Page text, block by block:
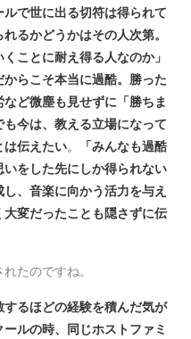
で世に出る切符は得られて
るかどうかはその人次第。
ことに耐え得る人なのか」
らこそ本当に過酷。勝った
ど微塵も見せずに「勝ちま
今は、教える立場になって
は伝えたい。
「みんなも過酷
をした先にしか得られない
、音楽に向かう活力を与え
変だったことも隠さずに伝
たのですね。
るほどの経験を積んだ気が
ルの時、同じホストファミ